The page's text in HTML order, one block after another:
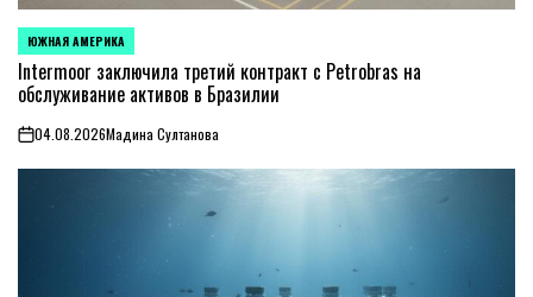
ОПУБЛИКОВАНО
В
ЮЖНАЯ АМЕРИКА
Intermoor заключила третий контракт с Petrobras на
обслуживание активов в Бразилии
on04.08.2026Мадина Султанова